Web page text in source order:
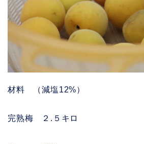
材料 （減塩12%）
完熟梅 ２.５キロ